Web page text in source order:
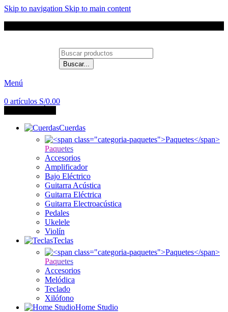
Skip to navigation Skip to main content
Buscar...
Menú
0 artículos S/0.00
Cuerdas
Paquetes
Accesorios
Amplificador
Bajo Eléctrico
Guitarra Acústica
Guitarra Eléctrica
Guitarra Electroacústica
Pedales
Ukelele
Violín
Teclas
Paquetes
Accesorios
Melódica
Teclado
Xilófono
Home Studio